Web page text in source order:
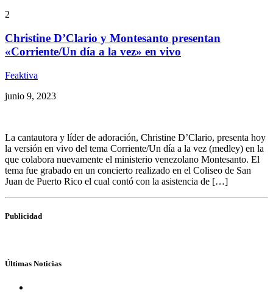
2
Christine D’Clario y Montesanto presentan
«Corriente/Un día a la vez» en vivo
Feaktiva
junio 9, 2023
La cantautora y líder de adoración, Christine D’Clario, presenta hoy
la versión en vivo del tema Corriente/Un día a la vez (medley) en la
que colabora nuevamente el ministerio venezolano Montesanto. El
tema fue grabado en un concierto realizado en el Coliseo de San
Juan de Puerto Rico el cual contó con la asistencia de […]
Publicidad
Últimas Noticias